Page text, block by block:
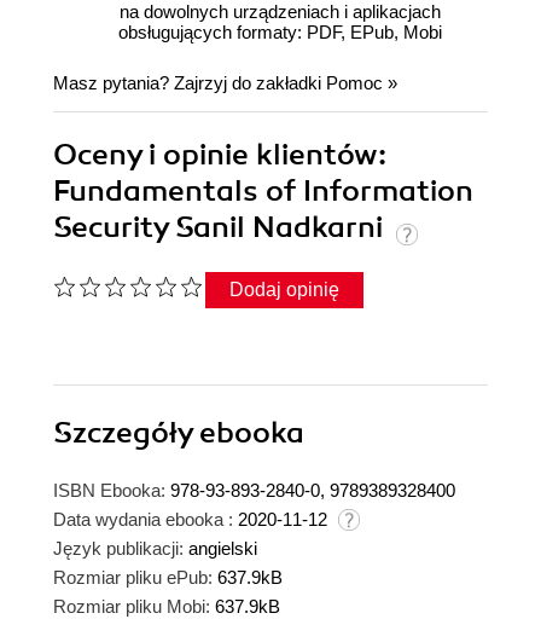
na dowolnych urządzeniach i aplikacjach
obsługujących formaty: PDF, EPub, Mobi
Masz pytania? Zajrzyj do zakładki Pomoc »
Oceny i opinie klientów:
Fundamentals of Information
Security Sanil Nadkarni
Dodaj opinię
Szczegółyebooka
ISBN Ebooka: 978-93-893-2840-0, 9789389328400
Data wydania ebooka : 2020-11-12
Język publikacji: angielski
Rozmiar pliku ePub: 637.9kB
Rozmiar pliku Mobi: 637.9kB